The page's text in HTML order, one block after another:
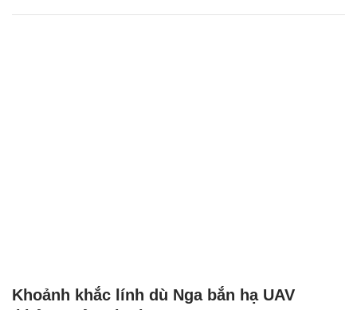
Khoảnh khắc lính dù Nga bắn hạ UAV